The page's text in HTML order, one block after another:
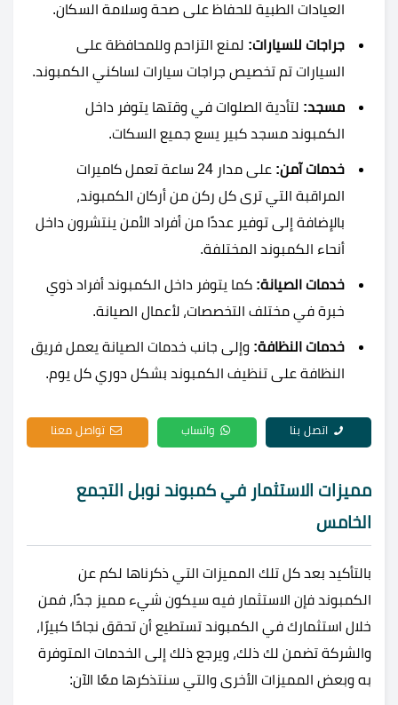
العيادات الطبية للحفاظ على صحة وسلامة السكان.
جراجات للسيارات: لمنع التزاحم وللمحافظة على
السيارات تم تخصيص جراجات سيارات لساكني الكمبوند.
مسجد: لتأدية الصلوات في وقتها يتوفر داخل
الكمبوند مسجد كبير يسع جميع السكات.
خدمات آمن:
على مدار 24 ساعة تعمل كاميرات
المراقبة التي ترى كل ركن من أركان الكمبوند،
بالإضافة إلى توفير عددًا من أفراد الأمن ينتشرون داخل
أنحاء الكمبوند المختلفة.
خدمات الصيانة: كما يتوفر داخل الكمبوند أفراد ذوي
خبرة في مختلف التخصصات، لأعمال الصيانة.
خدمات النظافة: وإلى جانب خدمات الصيانة يعمل فريق
النظافة على تنظيف الكمبوند بشكل دوري كل يوم.
اتصل بنا واتساب تواصل معنا
مميزات الاستثمار في كمبوند نوبل التجمع
الخامس
بالتأكيد بعد كل تلك المميزات التي ذكرناها لكم عن
الكمبوند فإن الاستثمار فيه سيكون شيء مميز جدًا، فمن
خلال استثمارك في الكمبوند تستطيع أن تحقق نجاحًا كبيرًا،
والشركة تضمن لك ذلك، ويرجع ذلك إلى الخدمات المتوفرة
به وبعض المميزات الأخرى والتي سنتذكرها معًا الآن: